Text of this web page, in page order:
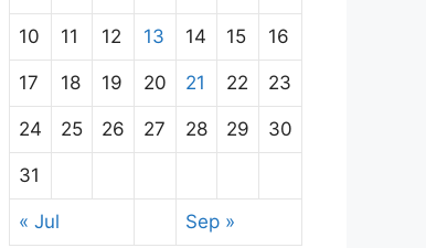
10 11 12 13 14 15 16
17 18 19 20 21 22 23
24 25 26 27 28 29 30
31
« Jul Sep »